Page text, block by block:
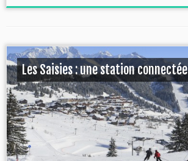
Les Saisies : une station connectée